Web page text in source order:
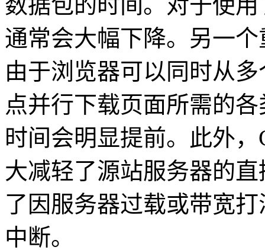
通常会大幅下降。另一
由于浏览器可以同时从
点并行下载页面所需的
时间会明显提前。此外，
大减轻了源站服务器的
了因服务器过载或带宽
中断。